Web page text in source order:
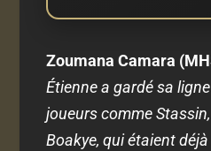
Zoumana Camara
Étienne a gardé sa
joueurs comme
Boakye, qui étaient